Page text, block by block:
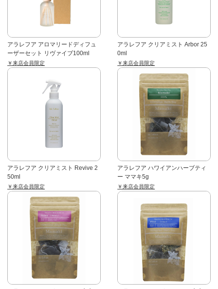
アラレフア アロマリードディフュ
ーザーセット リヴァイブ100ml
￥来店会員限定
アラレフア クリアミスト Arbor 25
0ml
￥来店会員限定
アラレフア クリアミスト Revive 2
50ml
￥来店会員限定
アラレフア ハワイアンハーブティ
ー ママキ5g
￥来店会員限定